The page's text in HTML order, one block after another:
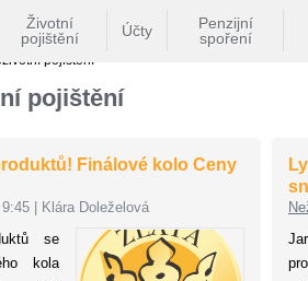
Životní
pojištění
Účty
Penzijní
spoření
pojištění
pojištění
Finálové kolo Ceny
Klára Doleželová
se
kola